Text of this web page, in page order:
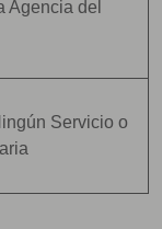
Agencia del
Servicio o